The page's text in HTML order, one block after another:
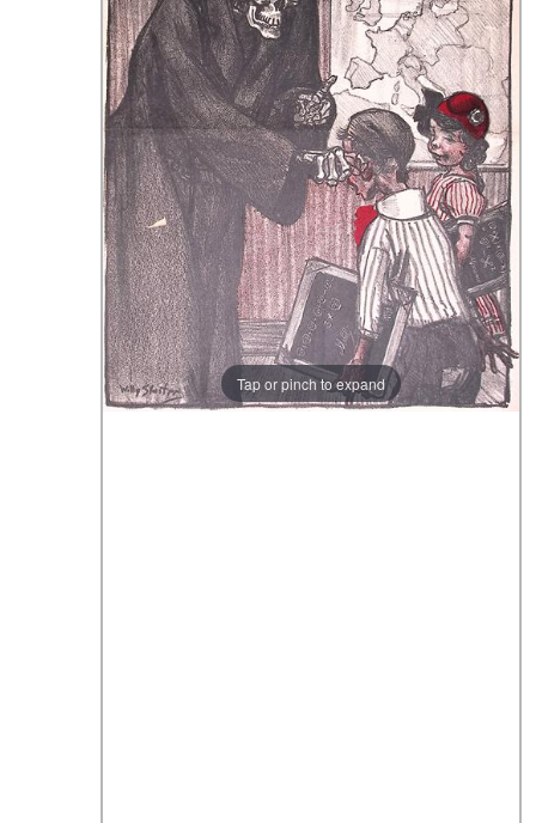
Tap or pinch to expand